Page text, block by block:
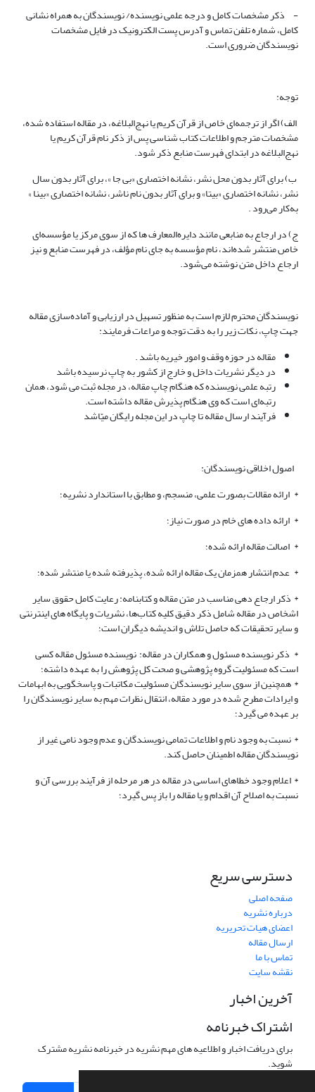
- ذکر مشخصات کامل و درجه علمی نویسنده/ نویسندگان به همراه نشانی
کامل، شماره تلفن تماس و آدرس پست الکترونیک در فایل مشخصات
نویسندگان ضروری است.
توجه:
الف) اگر از ترجمه‌ای خاص از قرآن کریم یا نهج‌البلاغه، در مقاله استفاده شده،
مشخصات مترجم و اطلاعات کتاب ‌شناسی پس ‌از ذکر نام قرآن کریم یا
نهج‌البلاغه در ابتدای فهرست منابع ذکر شود.
ب) برای آثار بدون محل نشر، نشانه اختصاری «بی جا »، برای آثار بدون سال
نشر، نشانه اختصاری «بیتا» و برای آثار بدون نام ناشر، نشانه اختصاری «بینا »
به‌کار می‌رود .
ج) در ارجاع به منابعی مانند دایره‌المعارف ها که از‌ سوی مرکز یا مؤسسه‌ای
خاص منتشر شده‌اند، نام مؤسسه به‌ جای نام مؤلف، در فهرست منابع و نیز
ارجاع داخل متن نوشته می‌شود.
نویسندگان محترم لازم است به‌ منظور تسهیل در ارزیابی و آماده‌سازی مقاله
جهت چاپ، نکات زیر را به ‌دقت توجه و مراعات فرمایند:
مقاله در حوزه وقف و امور خیریه باشد .
در دیگر نشریات داخل و خارج از کشور به چاپ نرسیده باشد
رتبه علمی نویسنده که هنگام چاپ مقاله، در مجله ثبت می شود، همان
رتبه‌ای است که وی هنگام پذیرش مقاله داشته است.
فرآیند ارسال مقاله تا چاپ در این مجله رایگان میّاشد
اصول اخلاقی نویسندگان:
* ارائه مقالات بصورت علمی، منسجم، و مطابق با استاندارد نشریه؛
* ارائه داده های خام در صورت نیاز؛
* اصالت مقاله ارائه شده؛
* عدم انتشار همزمان یک مقاله ارائه شده، پذیرفته شده یا منتشر شده؛
* ذکر ارجاع دهی مناسب در متن مقاله و کتابنامه: رعایت کامل حقوق سایر
اشخاص در مقاله شامل ذکر دقیق کلیه کتاب‌ها، نشریات و پایگاه های اینترنتی
و سایر تحقیقات که حاصل تلاش و اندیشه دیگران است؛
* ذکر نویسنده مسئول و همکاران در مقاله: نویسنده مسئول مقاله کسی
است که مسئولیت گروه پژوهشی و صحت کل پژوهش را به عهده داشته؛
* همچنین از سوی سایر نویسندگان مسئولیت مکاتبات و پاسخگویی به ابهامات
و ایرادات مطرح شده در مورد مقاله، انتقال نظرات مهم به سایر نویسندگان را
بر عهده می گیرد؛
* نسبت به وجود نام و اطلاعات تمامی نویسندگان و عدم وجود نامی غیر از
نویسندگان مقاله اطمینان حاصل کند.
* اعلام وجود خطاهای اساسی در مقاله در هر مرحله از فرآیند بررسی آن و
نسبت به اصلاح آن اقدام و یا مقاله را باز پس گیرد؛
دسترسی سریع
صفحه اصلی
درباره نشریه
اعضای هیات تحریریه
ارسال مقاله
تماس با ما
نقشه سایت
آخرین اخبار
اشتراک خبرنامه
برای دریافت اخبار و اطلاعیه های مهم نشریه در خبرنامه نشریه مشترک
شوید.